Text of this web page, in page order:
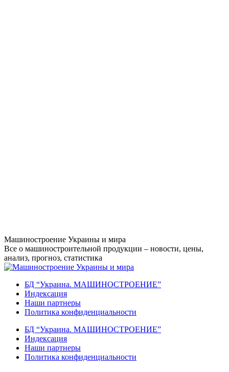
Перейти
к
содержанию
Машиностроение Украины и мира
Все о машиностроительной продукции – новости, цены,
анализ, прогноз, статистика
БД “Украина. МАШИНОСТРОЕНИЕ”
Индекcация
Наши партнеры
Политика конфиденциальности
БД “Украина. МАШИНОСТРОЕНИЕ”
Индекcация
Наши партнеры
Политика конфиденциальности